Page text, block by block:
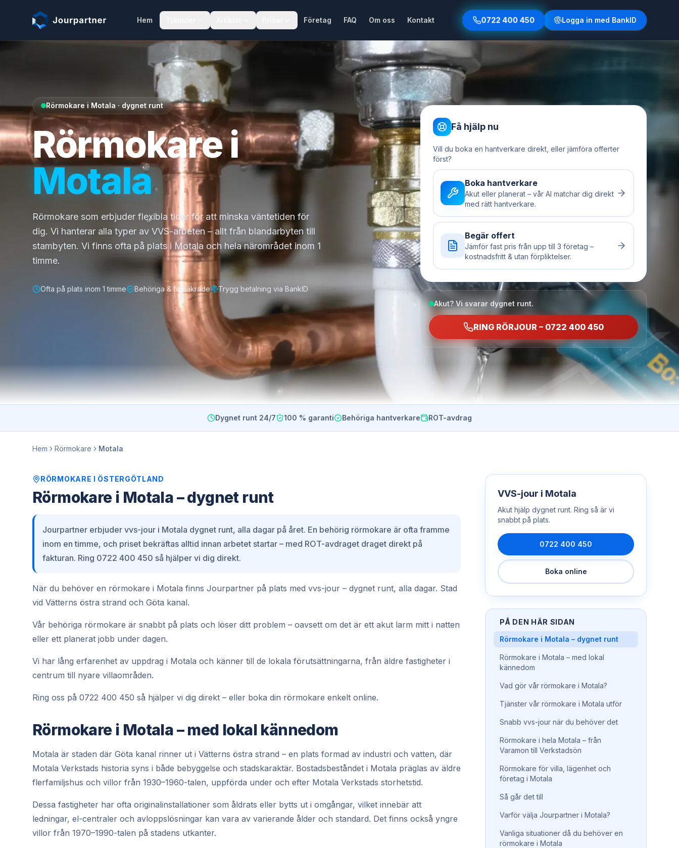
Hem Företag FAQ Om oss Kontakt 0722 400 450 Logga in med BankID
Rörmokare i Motala · dygnet runt
Rörmokare i
Motala
Rörmokare som erbjuder flexibla tider för att minska väntetiden för
dig. Vi hanterar alla typer av VVS-arbeten – allt från blandarbyten till
stambyten. Vi finns ofta på plats i Motala och hela närområdet inom 1
timme.
Ofta på plats inom 1 timme Behöriga & försäkrade Trygg betalning via BankID
Få hjälp nu
Vill du boka en hantverkare direkt, eller jämföra offerter
först?
Boka hantverkare
Akut eller planerat – vår AI matchar dig direkt
med rätt hantverkare.
Begär offert
Jämför fast pris från upp till 3 företag –
kostnadsfritt & utan förpliktelser.
Akut? Vi svarar dygnet runt.
RING RÖRJOUR – 0722 400 450
Dygnet runt 24/7 100 % garanti Behöriga hantverkare ROT-avdrag
Hem Rörmokare Motala
RÖRMOKARE I ÖSTERGÖTLAND
Rörmokare i Motala – dygnet runt
Jourpartner erbjuder vvs-jour i Motala dygnet runt, alla dagar på året. En behörig rörmokare är ofta framme
inom en timme, och priset bekräftas alltid innan arbetet startar – med ROT-avdraget draget direkt på
fakturan. Ring 0722 400 450 så hjälper vi dig direkt.
När du behöver en rörmokare i Motala finns Jourpartner på plats med vvs-jour – dygnet runt, alla dagar. Stad
vid Vätterns östra strand och Göta kanal.
Vår behöriga rörmokare är snabbt på plats och löser ditt problem – oavsett om det är ett akut larm mitt i natten
eller ett planerat jobb under dagen.
Vi har lång erfarenhet av uppdrag i Motala och känner till de lokala förutsättningarna, från äldre fastigheter i
centrum till nyare villaområden.
Ring oss på 0722 400 450 så hjälper vi dig direkt – eller boka din rörmokare enkelt online.
Rörmokare i Motala – med lokal kännedom
Motala är staden där Göta kanal rinner ut i Vätterns östra strand – en plats formad av industri och vatten, där
Motala Verkstads historia syns i både bebyggelse och stadskaraktär. Bostadsbeståndet i Motala präglas av äldre
flerfamiljshus och villor från 1930–1960-talen, uppförda under och efter Motala Verkstads storhetstid.
Dessa fastigheter har ofta originalinstallationer som åldrats eller bytts ut i omgångar, vilket innebär att
ledningar, el-centraler och avloppslösningar kan vara av varierande ålder och standard. Det finns också yngre
villor från 1970–1990-talen på stadens utkanter.
VVS-jour i Motala
Akut hjälp dygnet runt. Ring så är vi
snabbt på plats.
0722 400 450
Boka online
PÅ DEN HÄR SIDAN
Rörmokare i Motala – dygnet runt
Rörmokare i Motala – med lokal
kännedom
Vad gör vår rörmokare i Motala?
Tjänster vår rörmokare i Motala utför
Snabb vvs-jour när du behöver det
Rörmokare i hela Motala – från
Varamon till Verkstadsön
Rörmokare för villa, lägenhet och
företag i Motala
Så går det till
Varför välja Jourpartner i Motala?
Vanliga situationer då du behöver en
rörmokare i Motala